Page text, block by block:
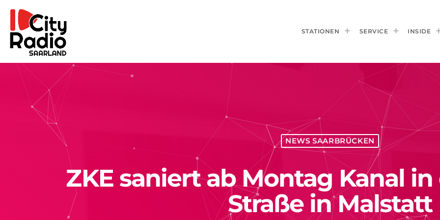
STATIONEN SERVICE INSIDE
NEWS SAARBRÜCKEN
ZKE saniert ab Montag Kanal
Straße in Malstatt